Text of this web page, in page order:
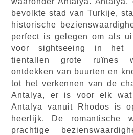
bevolkte stad van Turkije,
historische
perfect is gelegen om als
voor sightseeing in het
tientallen grote ruïnes
ontdekken van buurten en
tot het verkennen van de
Antalya, er is voor elk
Antalya vanuit Rhodos is
heerlijk. De romantische
prachtige